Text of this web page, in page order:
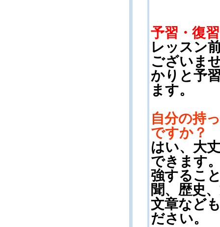
予習・復
レッスン
ございま
かりと予
ます。
自分の持
ですか？
はい、大
できます
強するこ
聞、歴史
文章など
ださい。